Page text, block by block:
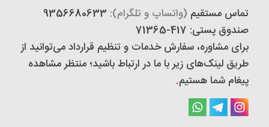
تماس مستقیم (واتساپ و تلگرام):
صندوق پستی: 417-71365
برای مشاوره، سفارش خدمات و تنظیم قرارداد می‌توانید از
طریق لینک‌های زیر با ما در ارتباط باشید؛ منتظر مشاهده
پیغام شما هستیم.